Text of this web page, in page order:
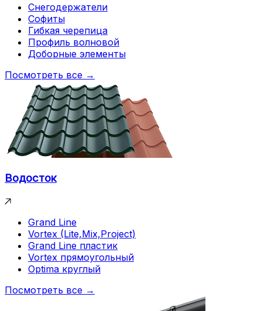
Снегодержатели
Софиты
Гибкая черепица
Профиль волновой
Доборные элементы
Посмотреть все →
Водосток
Grand Line
Vortex (Lite,Mix,Project)
Grand Line пластик
Vortex прямоугольный
Optima круглый
Посмотреть все →